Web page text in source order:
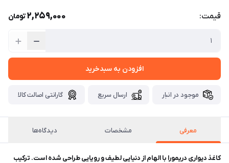
قیمت: 2,259,000تومان
افزودن به سبدخرید
موجود در انبار ارسال سریع گارانتی اصالت کالا
معرفی مشخصات دیدگاه‌ها
کاغذ دیواری دریمورا با الهام از دنیایی لطیف و رویایی طراحی شده است. ترکیب